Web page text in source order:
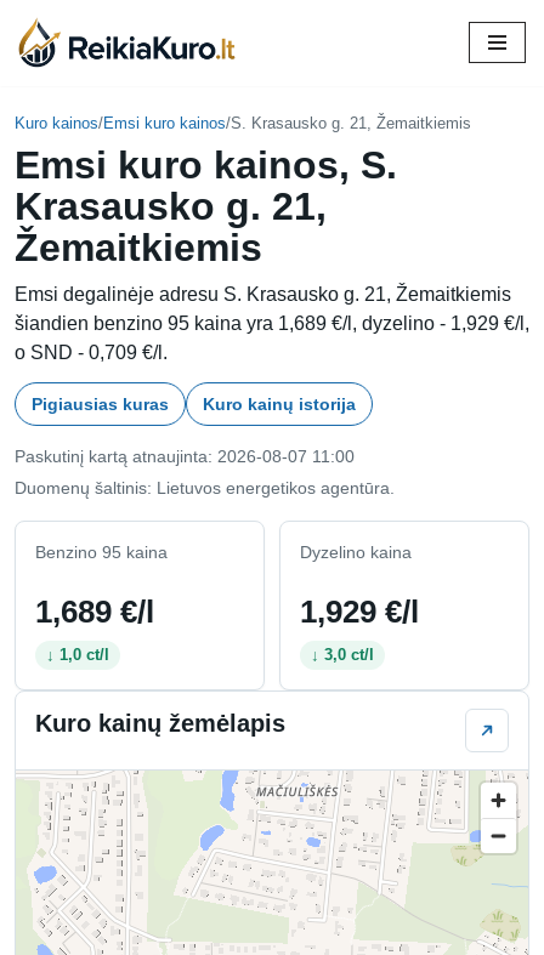
Skip
content
Kuro kainos/Emsi kuro kainos/S. Krasausko g. 21, Žemaitkiemis
Emsi kuro kainos, S.
Krasausko g. 21,
Žemaitkiemis
Emsi degalinėje adresu S. Krasausko g. 21, Žemaitkiemis
šiandien benzino 95 kaina yra 1,689 €/l, dyzelino - 1,929 €/l,
o SND - 0,709 €/l.
Pigiausias kuras Kuro kainų istorija
Paskutinį kartą atnaujinta: 2026-08-07 11:00
Duomenų šaltinis: Lietuvos energetikos agentūra.
Benzino 95 kaina
1,689 €/l
↓ 1,0 ct/l
Dyzelino kaina
1,929 €/l
↓ 3,0 ct/l
Kuro kainų žemėlapis